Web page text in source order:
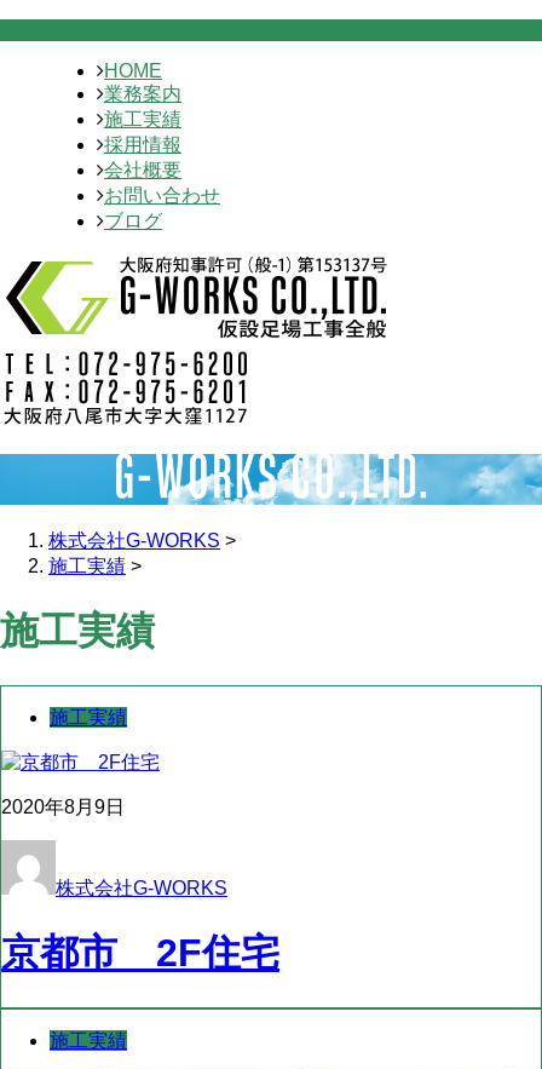
HOME
業務案内
施工実績
採用情報
会社概要
お問い合わせ
ブログ
株式会社G-WORKS >
施工実績 >
施工実績
施工実績
2020年8月9日
株式会社G-WORKS
京都市 2F住宅
施工実績